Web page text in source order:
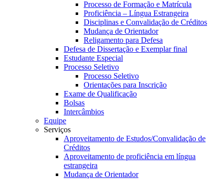
Processo de Formação e Matrícula
Proficiência – Língua Estrangeira
Disciplinas e Convalidação de Créditos
Mudança de Orientador
Religamento para Defesa
Defesa de Dissertação e Exemplar final
Estudante Especial
Processo Seletivo
Processo Seletivo
Orientações para Inscrição
Exame de Qualificação
Bolsas
Intercâmbios
Equipe
Serviços
Aproveitamento de Estudos/Convalidação de
Créditos
Aproveitamento de proficiência em língua
estrangeira
Mudança de Orientador